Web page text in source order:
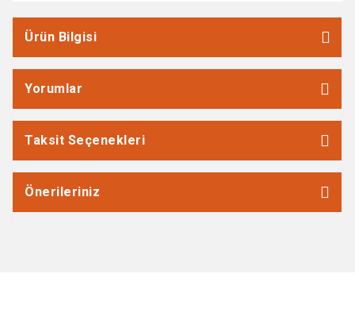
Ürün Bilgisi
Yorumlar
Taksit Seçenekleri
Önerileriniz